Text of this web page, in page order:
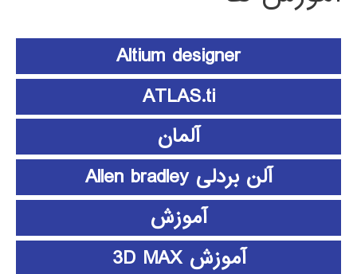
Altium designer
ATLAS.ti
آلمان
آلن بردلی Allen bradley
آموزش
آموزش 3D MAX